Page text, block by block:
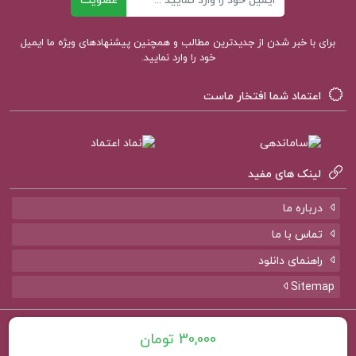
تدوین شده‌اند.
قاصدک PDF
منتشران
کتاب مجموعه سوالات امتحانی شیمی 1 قاصدک
دانلود کتاب مجموعه سوالات امتحانی شیمی 1
مجموعه سوالات امتحانی قاصدک
برای با خبر شدن از جدیدترین مطالب و همچنین پیشنهادهای ویژه ما ایمیل
خود را وارد نمایید.
اعتماد شما افتخار ماست
لینک های مفید
درباره ما
تماس با ما
راهنمای دانلود
Sitemap
تمامی حقوق برای سایت پروژه کده 30,000 تومان